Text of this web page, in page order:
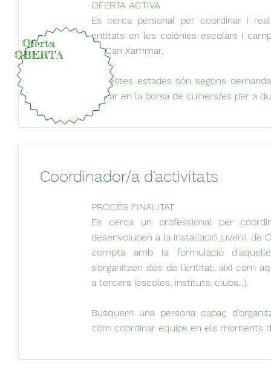
OFERTA ACTIVA
Es cerca personal per coordinar i
entitats en les colònies escolars i
de Can Xammar.
Aquestes estades són segons
entrar en la borsa de cuiners/es per a
Coordinador/a d'activitats
PROCÉS FINALITAT
Es cerca un professional per
desenvolupen a la instal·lació juvenil de
compta amb la formulació
s'organitzen des de l'entitat, així com
a tercers (escoles, instituts, clubs...).
Busquem una persona capaç
com coordinar equips en els moments
Oferta
OBERTA